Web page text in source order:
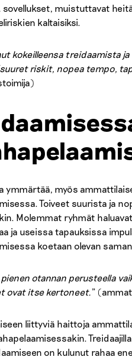
muistuttavat
kaltaisiksi.
kokeilleensa treidaamista
riskit, nopea tempo,
ymmärtää, myös
Toiveet suurista ja
Molemmat ryhmät
ja useissa tapauksissa
koetaan olevan
otannan perusteella
ovat itse kertoneet.”
liittyviä haittoja
on kulunut rahaa